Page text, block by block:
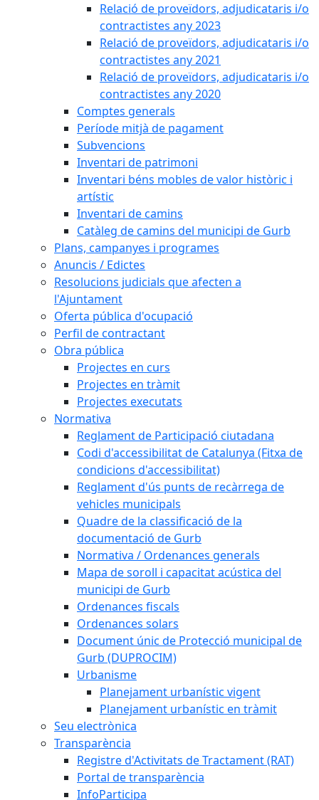
Relació de proveïdors, adjudicataris i/o
contractistes any 2023
Relació de proveïdors, adjudicataris i/o
contractistes any 2021
Relació de proveïdors, adjudicataris i/o
contractistes any 2020
Comptes generals
Període mitjà de pagament
Subvencions
Inventari de patrimoni
Inventari béns mobles de valor històric i
artístic
Inventari de camins
Catàleg de camins del municipi de Gurb
Plans, campanyes i programes
Anuncis / Edictes
Resolucions judicials que afecten a
l'Ajuntament
Oferta pública d'ocupació
Perfil de contractant
Obra pública
Projectes en curs
Projectes en tràmit
Projectes executats
Normativa
Reglament de Participació ciutadana
Codi d'accessibilitat de Catalunya (Fitxa de
condicions d'accessibilitat)
Reglament d'ús punts de recàrrega de
vehicles municipals
Quadre de la classificació de la
documentació de Gurb
Normativa / Ordenances generals
Mapa de soroll i capacitat acústica del
municipi de Gurb
Ordenances fiscals
Ordenances solars
Document únic de Protecció municipal de
Gurb (DUPROCIM)
Urbanisme
Planejament urbanístic vigent
Planejament urbanístic en tràmit
Seu electrònica
Transparència
Registre d'Activitats de Tractament (RAT)
Portal de transparència
InfoParticipa